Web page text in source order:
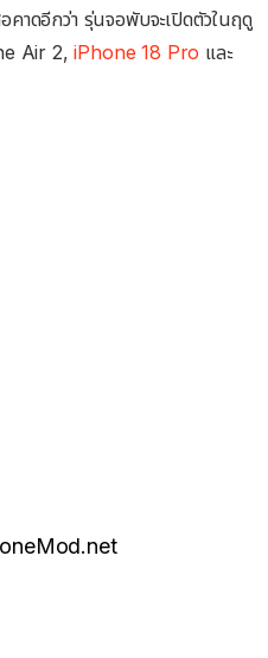
าดอีกว่า รุ่นจอพับจะเปิดตัวในฤดู
Air 2,iPhone 18 Pro และ